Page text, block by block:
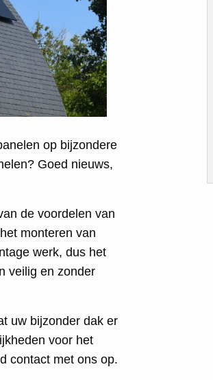
op bijzondere
Goed nieuws,
de voordelen van
monteren van
werk, dus het
veilig en zonder
uw bijzonder dak er
voor het
contact met ons op.